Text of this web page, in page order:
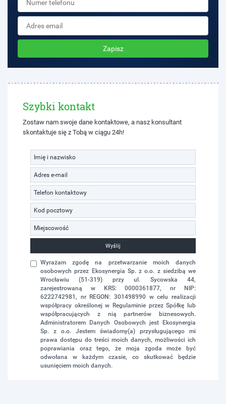
Zapisz
Szybki kontakt
Zostaw nam swoje dane kontaktowe, a nasz konsultant
skontaktuje się z Tobą w ciągu 24h!
Wyślij
Wyrażam zgodę na przetwarzanie moich danych
osobowych przez Ekosynergia Sp. z o.o. z siedzibą we
Wrocławiu (51-319) przy ul. Sycowska 44,
zarejestrowaną w KRS: 0000361877, nr NIP:
6222742981, nr REGON: 301498990 w celu realizacji
współpracy określonej w Regulaminie przez Spółkę lub
współpracujących z nią partnerów biznesowych.
Administratorem Danych Osobowych jest Ekosynergia
Sp. z o.o. Jestem świadomy(a) przysługującego mi
prawa dostępu do treści moich danych, możliwości ich
poprawiania oraz tego, że moja zgoda może być
odwołana w każdym czasie, co skutkować będzie
usunięciem moich danych.